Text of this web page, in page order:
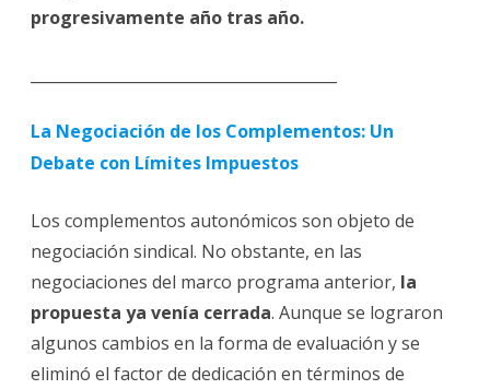
progresivamente año tras año.
La Negociación de los Complementos: Un
Debate con Límites Impuestos
Los complementos autonómicos son objeto de
negociación sindical. No obstante, en las
negociaciones del marco programa anterior, la
propuesta ya venía cerrada. Aunque se lograron
algunos cambios en la forma de evaluación y se
eliminó el factor de dedicación en términos de